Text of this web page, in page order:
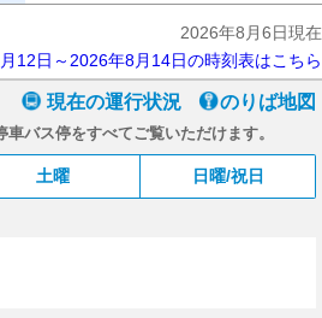
2026年8月6日現在
12日～2026年8月14日の時刻表はこちら
現在の運行状況 のりば地図
バス停をすべてご覧いただけます。
土曜 日曜/祝日